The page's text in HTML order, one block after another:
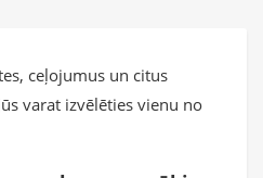
ceļojumus un citus
varat izvēlēties vienu no